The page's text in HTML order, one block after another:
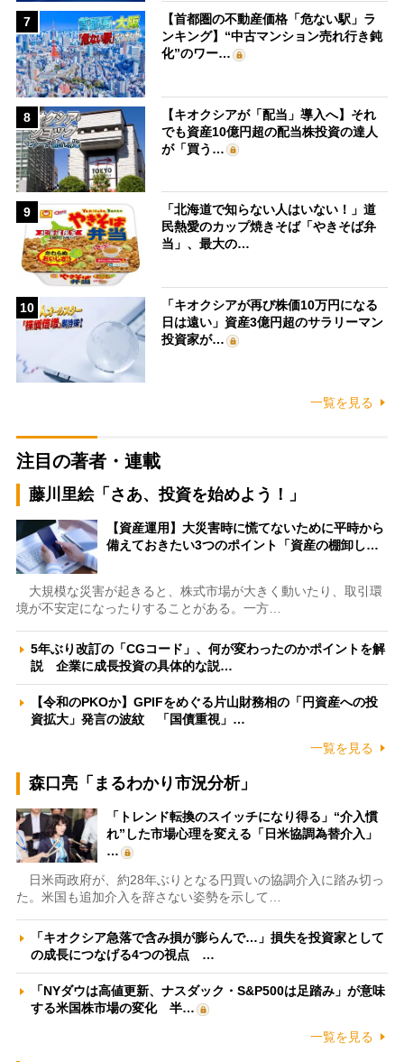
7
【首都圏の不動産価格「危ない駅」ラ
ンキング】“中古マンション売れ行き鈍
化”のワー…
8
【キオクシアが「配当」導入へ】それ
でも資産10億円超の配当株投資の達人
が「買う…
9
「北海道で知らない人はいない！」道
民熱愛のカップ焼きそば「やきそば弁
当」、最大の…
10
「キオクシアが再び株価10万円になる
日は遠い」資産3億円超のサラリーマン
投資家が…
一覧を見る
注目の著者・連載
藤川里絵「さあ、投資を始めよう！」
【資産運用】大災害時に慌てないために平時から
備えておきたい3つのポイント「資産の棚卸し…
大規模な災害が起きると、株式市場が大きく動いたり、取引環
境が不安定になったりすることがある。一方…
5年ぶり改訂の「CGコード」、何が変わったのかポイントを解
説 企業に成長投資の具体的な説…
【令和のPKOか】GPIFをめぐる片山財務相の「円資産への投
資拡大」発言の波紋 「国債重視」…
一覧を見る
森口亮「まるわかり市況分析」
「トレンド転換のスイッチになり得る」“介入慣
れ”した市場心理を変える「日米協調為替介入」
…
日米両政府が、約28年ぶりとなる円買いの協調介入に踏み切っ
た。米国も追加介入を辞さない姿勢を示して…
「キオクシア急落で含み損が膨らんで…」損失を投資家として
の成長につなげる4つの視点 …
「NYダウは高値更新、ナスダック・S&P500は足踏み」が意味
する米国株市場の変化 半…
一覧を見る